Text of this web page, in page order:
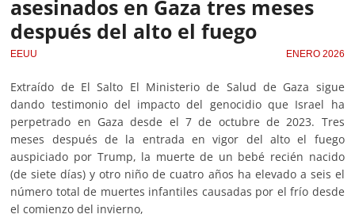
asesinados en Gaza tres meses
después del alto el fuego
EEUU ENERO 2026
Extraído de El Salto El Ministerio de Salud de Gaza sigue
dando testimonio del impacto del genocidio que Israel ha
perpetrado en Gaza desde el 7 de octubre de 2023. Tres
meses después de la entrada en vigor del alto el fuego
auspiciado por Trump, la muerte de un bebé recién nacido
(de siete días) y otro niño de cuatro años ha elevado a seis el
número total de muertes infantiles causadas por el frío desde
el comienzo del invierno,